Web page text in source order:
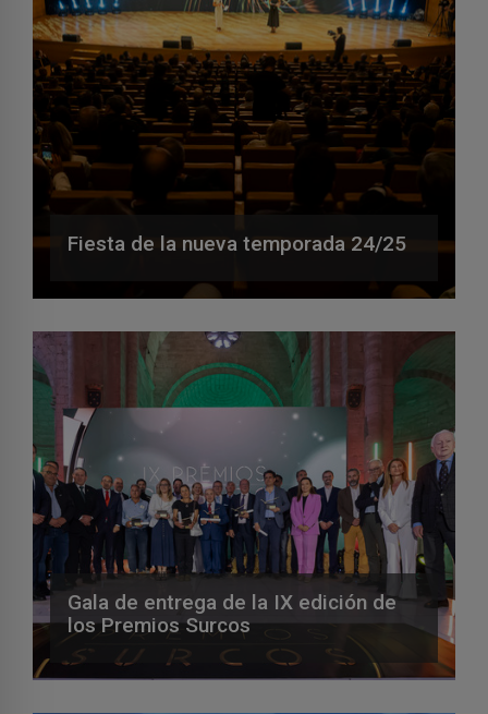
Fiesta de la nueva temporada 24/25
Gala de entrega de la IX edición de
los Premios Surcos